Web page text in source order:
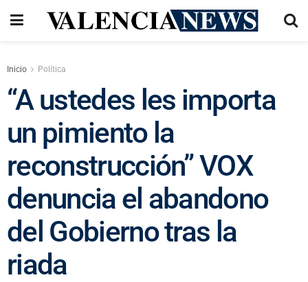
Inicio Política
“A ustedes les importa
un pimiento la
reconstrucción” VOX
denuncia el abandono
del Gobierno tras la
riada